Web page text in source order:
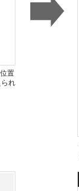
置
れ